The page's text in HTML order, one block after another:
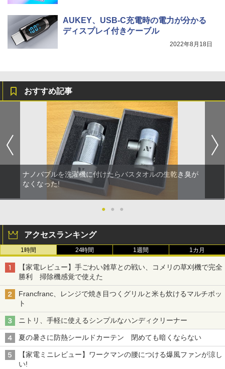
AUKEY、USB-C充電時の電力が分かる
ディスプレイ付きケーブル
2022年8月18日
おすすめ記事
ナノバブルを洗濯機に付けたらバスタオルの生乾き臭が
なくなった!
● ● ●
アクセスランキング
1時間 24時間 1週間 1カ月
【家電レビュー】手ごわい雑草との戦い、コメリの草刈機で完全
勝利 掃除機感覚で使えた
Francfranc、レンジで焼き目つくグリルと米も炊けるマルチポッ
ト
ニトリ、手軽に使えるシンプルなハンディクリーナー
夏の暑さに防熱シールドカーテン 閉めても暗くならない
【家電ミニレビュー】ワークマンの腰につける爆風ファンが涼し
い!